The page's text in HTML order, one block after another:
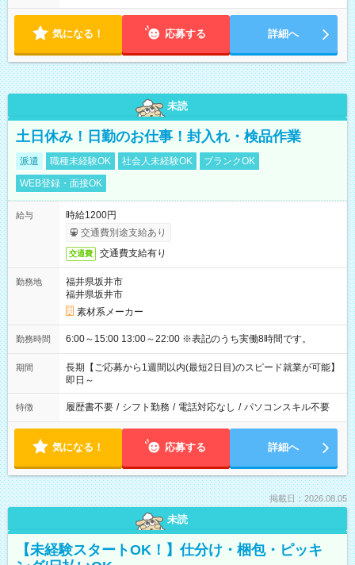
気になる！ 応募する 詳細へ
未読
土日休み！日勤のお仕事！封入れ・検品作業
派遣 職種未経験OK 社会人未経験OK
ブランクOK
WEB登録・面接OK
給与
時給1200円
交通費別途支給あり
交通費 交通費支給有り
勤務地
福井県坂井市
福井県坂井市
素材系メーカー
勤務時間 6:00～15:00 13:00～22:00 ※表記のうち実働8時間です。
期間
長期【ご応募から1週間以内(最短2日目)のスピード就業が可能】
即日～
特徴 履歴書不要 / シフト勤務 / 電話対応なし / パソコンスキル不要
気になる！ 応募する 詳細へ
掲載日：2026.08.05
未読
【未経験スタートOK！】仕分け・梱包・ピッキ